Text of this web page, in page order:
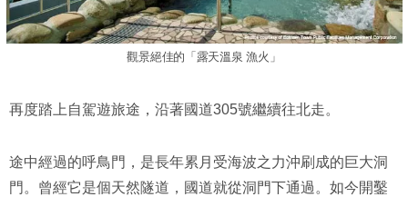
觀景絕佳的「露天溫泉 漁火」
再度踏上自駕遊旅途，沿著國道305號繼續往北走。
途中經過的呼鳥門，是長年累月受海波之力沖刷成的巨大洞
門。曾經它是個天然隧道，國道就從洞門下通過。如今開鑿